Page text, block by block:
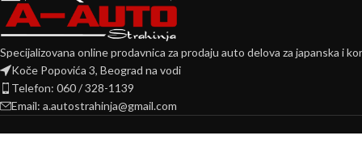
Specijalizovana online prodavnica za prodaju auto delova za japanska i
Koče Popovića 3, Beograd na vodi
Telefon: 060 / 328-1139
Email: a.autostrahinja@gmail.com